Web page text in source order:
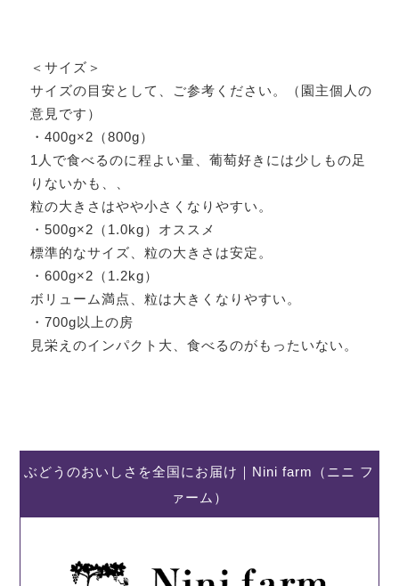
＜サイズ＞
サイズの目安として、ご参考ください。（園主個人の
意見です）
・400g×2（800g）
1人で食べるのに程よい量、葡萄好きには少しもの足
りないかも、、
粒の大きさはやや小さくなりやすい。
・500g×2（1.0kg）オススメ
標準的なサイズ、粒の大きさは安定。
・600g×2（1.2kg）
ボリューム満点、粒は大きくなりやすい。
・700g以上の房
見栄えのインパクト大、食べるのがもったいない。
ぶどうのおいしさを全国にお届け｜Nini farm（ニニ フ
ァーム）